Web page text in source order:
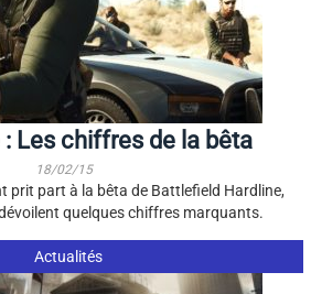
: Les chiffres de la bêta
18/02/15
prit part à la bêta de Battlefield Hardline,
quelques chiffres marquants.
Actualités